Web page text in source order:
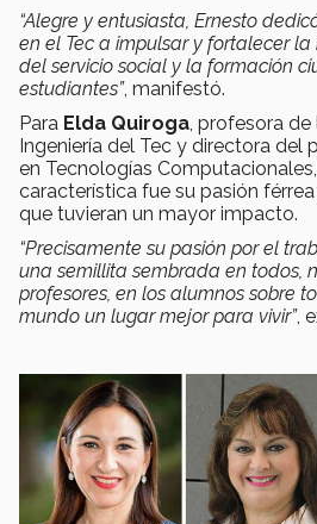
“Alegre y entusiasta, Ernesto
en el Tec a impulsar y fortalecer
del servicio social y la formación
estudiantes”, manifestó.
Para Elda Quiroga, profesora de
Ingeniería del Tec y directora del
en Tecnologías
característica fue su pasión
que tuvieran un mayor impacto.
“Precisamente su pasión por el
una semillita sembrada en todos,
profesores, en los alumnos sobre
mundo un lugar mejor para vivir”,